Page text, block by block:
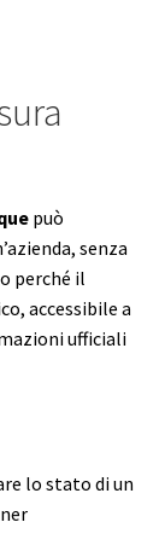
può
senza
perché il
accessibile a
ufficiali
lo stato di un